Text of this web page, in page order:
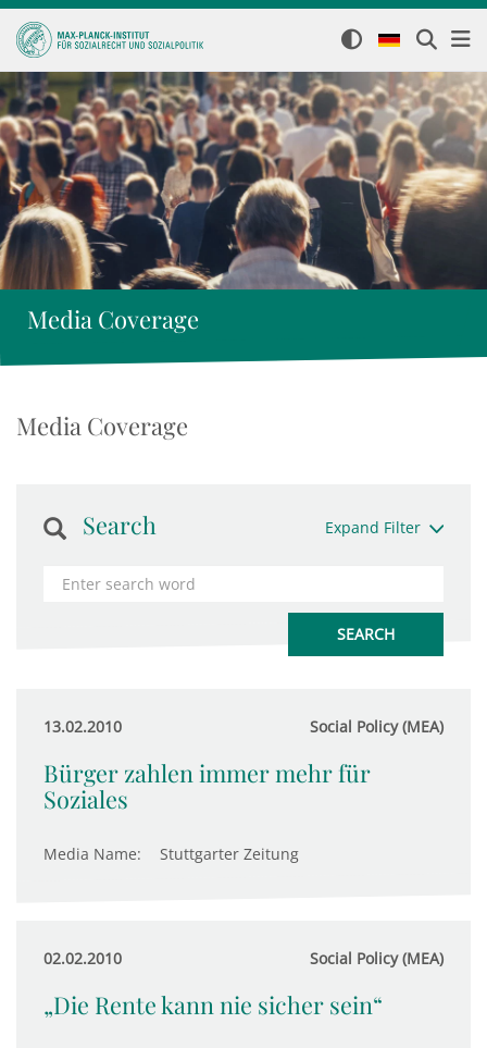
Media Coverage
Media Coverage
Search Expand Filter
13.02.2010 Social Policy (MEA)
Bürger zahlen immer mehr für
Soziales
Media Name: Stuttgarter Zeitung
02.02.2010 Social Policy (MEA)
„Die Rente kann nie sicher sein“